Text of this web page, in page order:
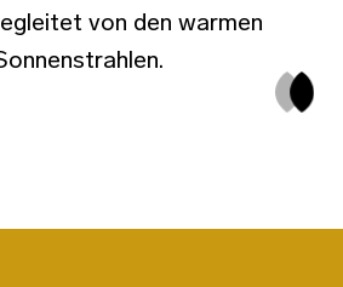
von den warmen